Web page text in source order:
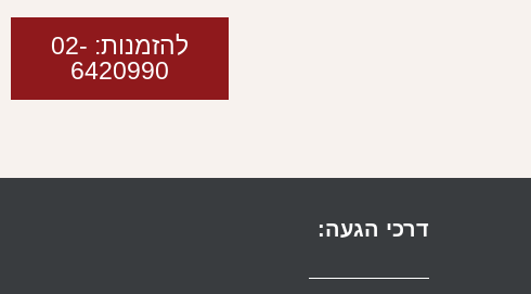
להזמנות: 02-
6420990
דרכי הגעה: